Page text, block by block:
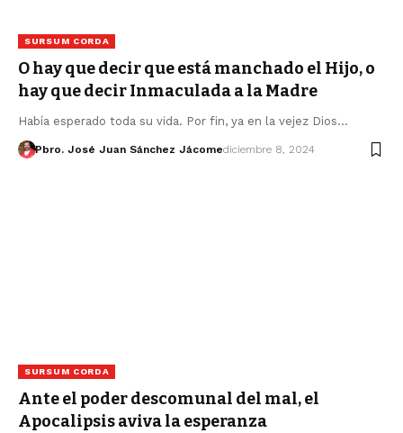
SURSUM CORDA
O hay que decir que está manchado el Hijo, o
hay que decir Inmaculada a la Madre
Había esperado toda su vida. Por fin, ya en la vejez Dios…
Pbro. José Juan Sánchez Jácomediciembre 8, 2024
SURSUM CORDA
Ante el poder descomunal del mal, el
Apocalipsis aviva la esperanza